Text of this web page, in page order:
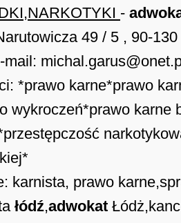
-
49 / 5 , 90-130
mail:
*prawo karne*prawo
wykroczeń*prawo karne
karnista, prawo
łódź,adwokat